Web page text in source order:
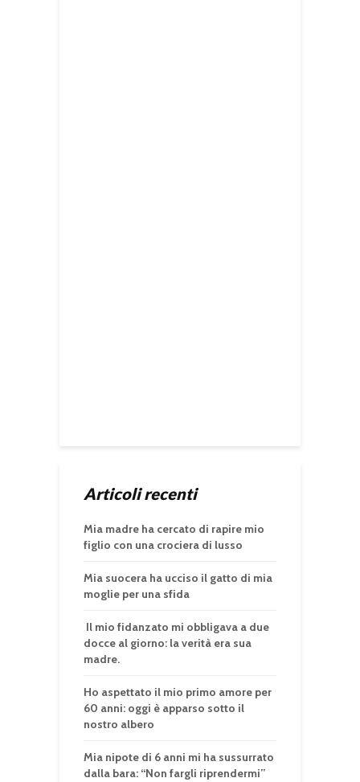
Articoli recenti
Mia madre ha cercato di rapire mio
figlio con una crociera di lusso
Mia suocera ha ucciso il gatto di mia
moglie per una sfida
Il mio fidanzato mi obbligava a due
docce al giorno: la verità era sua
madre.
Ho aspettato il mio primo amore per
60 anni: oggi è apparso sotto il
nostro albero
Mia nipote di 6 anni mi ha sussurrato
dalla bara: “Non fargli riprendermi”